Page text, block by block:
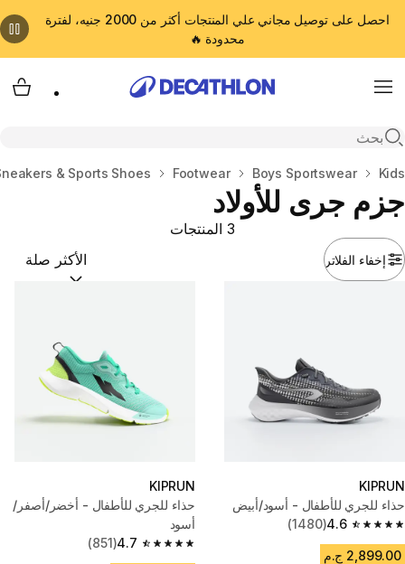
احصل على توصيل مجاني علي المنتجات أكثر من 2000 جنيه، لفترة
محدودة 🔥
Menu
Open search
المنزل
Kids
Boys Sportswear
Footwear
& Sports Shoes
جزم جرى للأولاد
إخفاء الفلاتر
3 المنتجات
ترتيب حسب:
KIPRUN
حذاء للجري للأطفال - أسود/أبيض
4.6
4.6 out of 5 stars from 1480 reviews
(1480)
2,899.00 ج.م
KIPRUN
حذاء للجري للأطفال - أخضر/أصفر/
أسود
4.7
4.7 out of 5 stars from 851 reviews
(851)